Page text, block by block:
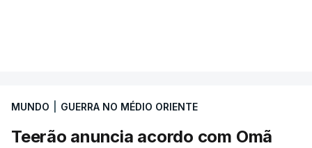
que já colaborou com a Administração norte-
americana em projetos no Médio Oriente,
MUNDO GUERRA NO MÉDIO ORIENTE
Teerão anuncia acordo com Omã